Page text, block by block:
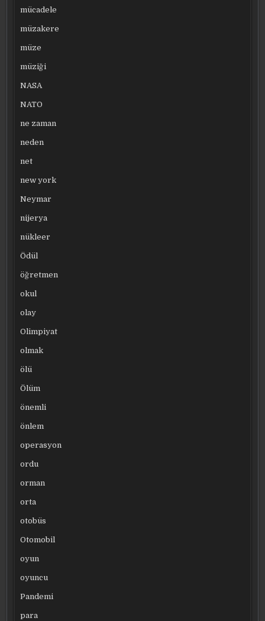
mücadele
müzakere
müze
müziği
NASA
NATO
ne zaman
neden
net
new york
Neymar
nijerya
nükleer
Ödül
öğretmen
okul
olay
Olimpiyat
olmak
ölü
Ölüm
önemli
önlem
operasyon
ordu
orman
orta
otobüs
Otomobil
oyun
oyuncu
Pandemi
para